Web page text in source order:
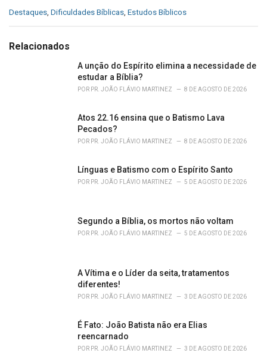
C
e
Destaques, Dificuldades Bíblicas, Estudos Bíblicos
Relacionados
A unção do Espírito elimina a necessidade de
estudar a Bíblia?
POR PR. JOÃO FLÁVIO MARTINEZ 8 DE AGOSTO DE 2026
Atos 22.16 ensina que o Batismo Lava
Pecados?
POR PR. JOÃO FLÁVIO MARTINEZ 8 DE AGOSTO DE 2026
Línguas e Batismo com o Espírito Santo
POR PR. JOÃO FLÁVIO MARTINEZ 5 DE AGOSTO DE 2026
Segundo a Bíblia, os mortos não voltam
POR PR. JOÃO FLÁVIO MARTINEZ 5 DE AGOSTO DE 2026
A Vítima e o Líder da seita, tratamentos
diferentes!
POR PR. JOÃO FLÁVIO MARTINEZ 3 DE AGOSTO DE 2026
É Fato: João Batista não era Elias
reencarnado
POR PR. JOÃO FLÁVIO MARTINEZ 3 DE AGOSTO DE 2026